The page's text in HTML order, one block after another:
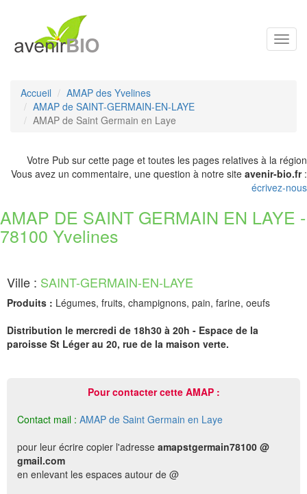
Accueil
AMAP des Yvelines
AMAP de SAINT-GERMAIN-EN-LAYE
AMAP de Saint Germain en Laye
Votre Pub sur cette page et toutes les pages relatives à la région
Vous avez un commentaire, une question à notre site avenir-bio.fr:
écrivez-nous
AMAP DE SAINT GERMAIN EN LAYE -
78100 Yvelines
Ville : SAINT-GERMAIN-EN-LAYE
Produits : Légumes, fruits, champignons, pain, farine, oeufs
Distribution le mercredi de 18h30 à 20h - Espace de la
paroisse St Léger au 20, rue de la maison verte.
Pour contacter cette AMAP :
Contact mail : AMAP de Saint Germain en Laye
pour leur écrire copier l'adresse amapstgermain78100 @
gmail.com
en enlevant les espaces autour de @